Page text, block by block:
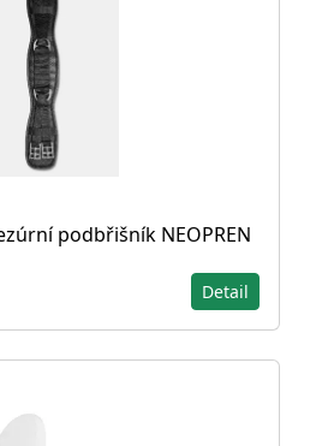
podbřišník NEOPREN
Detail